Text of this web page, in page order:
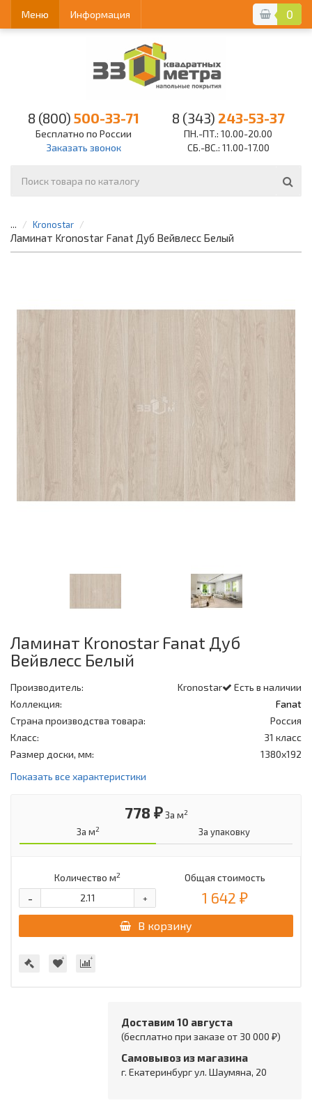
0
Меню Информация
8 (800) 500-33-71
Бесплатно по России
Заказать звонок
8 (343) 243-53-37
ПН.-ПТ.: 10.00-20.00
СБ.-ВС.: 11.00-17.00
... Kronostar
Ламинат Kronostar Fanat Дуб Вейвлесс Белый
Ламинат Kronostar Fanat Дуб
Вейвлесс Белый
Есть в наличии
Производитель:
Kronostar
Коллекция:
Fanat
Страна производства товара:
Россия
Класс:
31 класс
Размер доски, мм:
1380х192
Показать все характеристики
778 ₽ За м2
За м2 За упаковку
Количество м2
+
-
Общая стоимость
1 642 ₽
В корзину
Доставим 10 августа
(бесплатно при заказе от 30 000 ₽)
Самовывоз из магазина
г. Екатеринбург ул. Шаумяна, 20